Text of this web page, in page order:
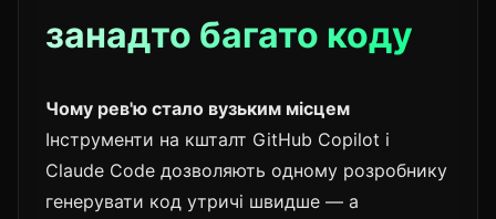
занадто багато коду
Чому рев'ю стало вузьким місцем
Інструменти на кшталт GitHub Copilot і
Claude Code дозволяють одному розробнику
генерувати код утричі швидше — а